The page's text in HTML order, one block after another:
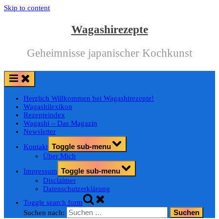
Skip to content
Wagashirezepte
Geheimnisse japanischer Kochkunst
Herzlich Willkommen bei Wagashirezepte!
Wagashilexikon
Rezepteindex
Wagashi – Das Magazin
Newsletter
Kontakt Toggle sub-menu
Über Mich
Impressum Toggle sub-menu
Disclaimer
Datenschutzerklärung
Toggle search form
Suchen nach: